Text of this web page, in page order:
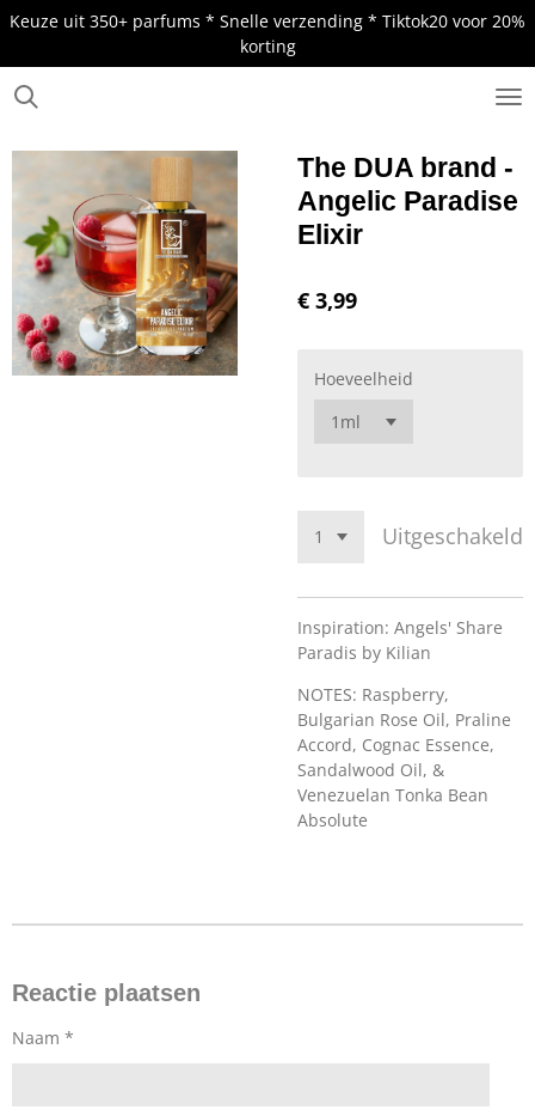
Ga
naar
de
Keuze uit 350+ parfums * Snelle verzending * Tiktok20 voor 20%
korting
The DUA brand -
Angelic Paradise
Elixir
€ 3,99
Hoeveelheid
Uitgeschakeld
Inspiration: Angels' Share
Paradis by Kilian
NOTES: Raspberry,
Bulgarian Rose Oil, Praline
Accord, Cognac Essence,
Sandalwood Oil, &
Venezuelan Tonka Bean
Absolute
Reactie plaatsen
Naam *